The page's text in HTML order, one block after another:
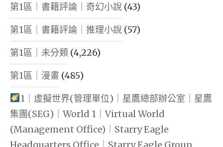
第1區｜書籍評論｜奇幻小說 (43)
第1區｜書籍評論｜推理小說 (57)
第1區｜未分類 (4,226)
第1區｜漫畫 (485)
1｜虛擬世界(管理單位)｜星鷹總部辦公室｜星鷹
集團(SEG)｜World 1｜Virtual World
(Management Office)｜Starry Eagle
Headquarters Office｜Starry Eagle Group